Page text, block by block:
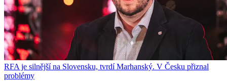
RFA je silnější na Slovensku, tvrdí Marhanský. V Česku přiznal
problémy